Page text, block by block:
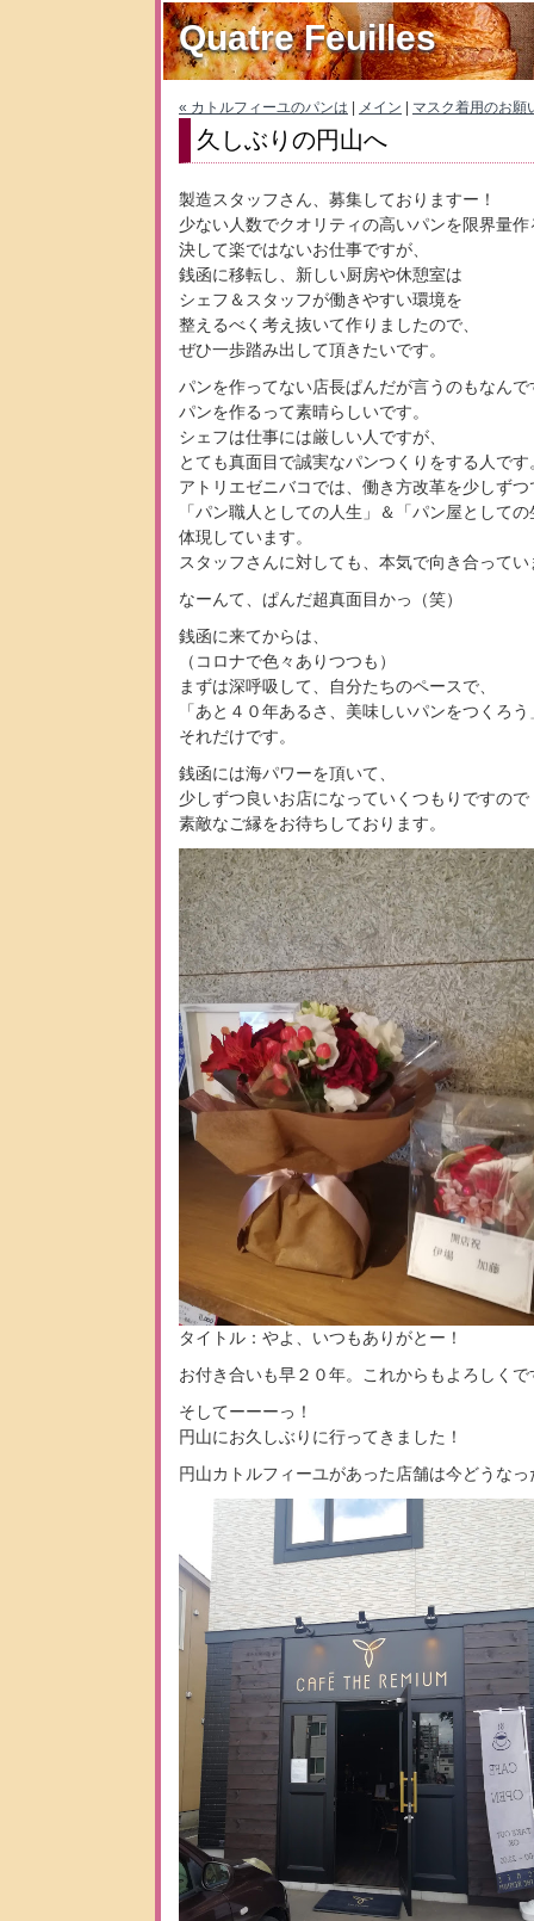
Quatre Feuilles
« カトルフィーユのパンは メイン マスク着用のお願
久しぶりの円山へ
製造スタッフさん、募集しておりますー！
少ない人数でクオリティの高いパンを限界量作
決して楽ではないお仕事ですが、
銭函に移転し、新しい厨房や休憩室は
シェフ＆スタッフが働きやすい環境を
整えるべく考え抜いて作りましたので、
ぜひ一歩踏み出して頂きたいです。
パンを作ってない店長ぱんだが言うのもなんで
パンを作るって素晴らしいです。
シェフは仕事には厳しい人ですが、
とても真面目で誠実なパンつくりをする人です
アトリエゼニバコでは、働き方改革を少しず
「パン職人としての人生」＆「パン屋として
体現しています。
スタッフさんに対しても、本気で向き合ってい
なーんて、ぱんだ超真面目かっ（笑）
銭函に来てからは、
（コロナで色々ありつつも）
まずは深呼吸して、自分たちのペースで、
「あと４０年あるさ、美味しいパンをつくろう
それだけです。
銭函には海パワーを頂いて、
少しずつ良いお店になっていくつもりですので
素敵なご縁をお待ちしております。
タイトル：やよ、いつもありがとー！
お付き合いも早２０年。これからもよろしくで
そしてーーーっ！
円山にお久しぶりに行ってきました！
円山カトルフィーユがあった店舗は今どうな